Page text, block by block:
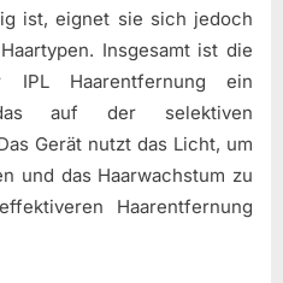
ist, eignet sie sich jedoch
Insgesamt ist die
IPL Haarentfernung ein
auf der selektiven
Gerät nutzt das Licht, um
und das Haarwachstum zu
Haarentfernung